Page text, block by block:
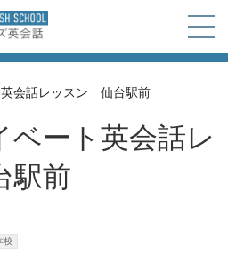
会話レッスン 仙台駅前
ベート英会話レ
駅前
校